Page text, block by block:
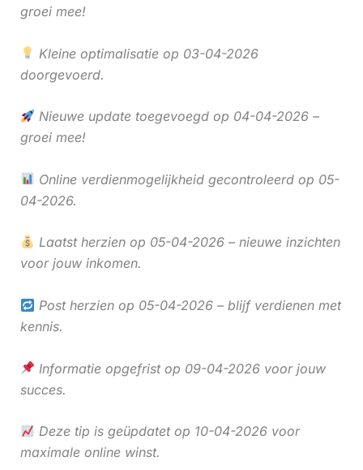
groei mee!
Kleine optimalisatie op 03-04-2026
doorgevoerd.
Nieuwe update toegevoegd op 04-04-2026 –
groei mee!
Online verdienmogelijkheid gecontroleerd op 05-
04-2026.
Laatst herzien op 05-04-2026 – nieuwe inzichten
voor jouw inkomen.
Post herzien op 05-04-2026 – blijf verdienen met
kennis.
Informatie opgefrist op 09-04-2026 voor jouw
succes.
Deze tip is geüpdatet op 10-04-2026 voor
maximale online winst.